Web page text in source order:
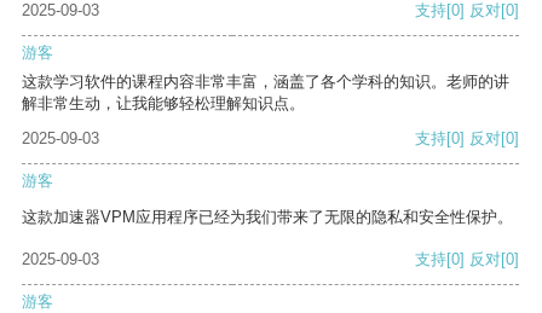
2025-09-03 支持[0] 反对[0]
游客
这款学习软件的课程内容非常丰富，涵盖了各个学科的知识。老师的讲
解非常生动，让我能够轻松理解知识点。
2025-09-03
支持[0] 反对[0]
游客
这款加速器VPM应用程序已经为我们带来了无限的隐私和安全性保护。
2025-09-03 支持[0] 反对[0]
游客